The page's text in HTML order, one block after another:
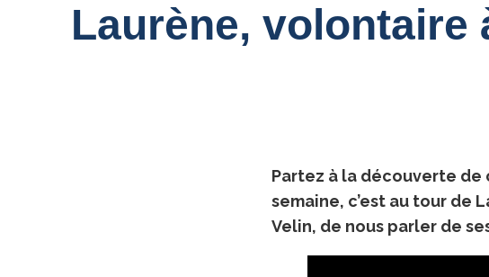
Laurène, volontaire
Partez à la découverte de
semaine, c’est au tour de
Velin, de nous parler de